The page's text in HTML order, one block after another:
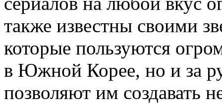
также известны своими
которые пользуются
в Южной Корее, но и за
позволяют им создавать